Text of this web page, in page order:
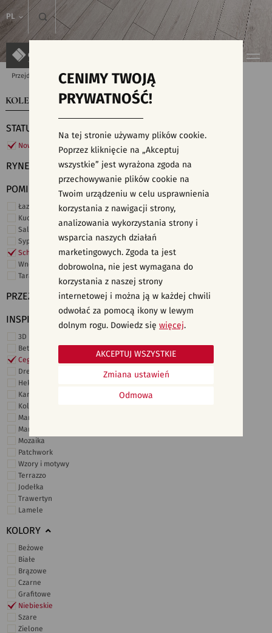
PL
Przejdź do strony głównej Kolekcje
KOLEKCJE WYSZUKIWARKA PŁYTEK
STATUS
Nowości
RYNEK
POMIESZCZENIE
Łazienka
Kuchnia
Salon i hol
Sypialnia
Schody
Wnętrza komercyjne
Taras i ogród
PRZEZNACZENIE
INSPIRACJE
3D i struktury
Beton
Cegiełki
Drewno
Heksagonalne
Kamień
Kolor
Marmur
Marokańskie
Mozaika
Patchwork
Wzory i motywy
Terrazzo
Jodełka
Trawertyn
Lamele
KOLORY
Beżowe
Białe
Brązowe
Czarne
Grafitowe
Niebieskie
Szare
Zielone
CENIMY TWOJĄ
PRYWATNOŚĆ!
Na tej stronie używamy plików cookie.
Poprzez kliknięcie na „Akceptuj
wszystkie” jest wyrażona zgoda na
przechowywanie plików cookie na
Twoim urządzeniu w celu usprawnienia
korzystania z nawigacji strony,
analizowania wykorzystania strony i
wsparcia naszych działań
marketingowych. Zgoda ta jest
dobrowolna, nie jest wymagana do
korzystania z naszej strony
internetowej i można ją w każdej chwili
odwołać za pomocą ikony w lewym
dolnym rogu. Dowiedz się więcej.
Odmowa
Zmiana ustawień
AKCEPTUJ WSZYSTKIE